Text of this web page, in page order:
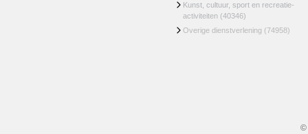
Kunst, cultuur, sport en recreatie-
activiteiten (40346)
Overige dienstverlening (74958)
©